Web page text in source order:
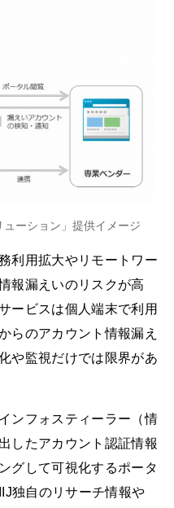
ューション」提供イメージ
利用拡大やリモートワー
報漏えいのリスクが高
ービスは個人端末で利用
らのアカウント情報漏え
や監視だけでは限界があ
ンフォスティーラー（情
したアカウント認証情報
グして可視化するポータ
独自のリサーチ情報や